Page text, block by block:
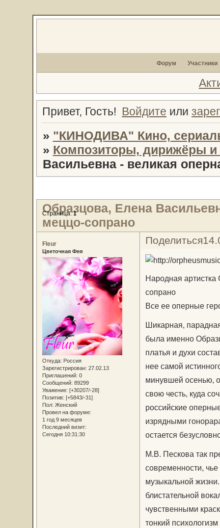
Форум Участники
Привет, Гость! Войдите или
» "КИНОДИВА" Кино,
» Композиторы, дирижёры
Васильевна - великая
Образцова, Елена
меццо-сопрано
Страница:1
Поделиться
Fleur
Цветочная Фея
Откуда: Россия
Зарегистрирован: 27.02.13
Приглашений: 0
Сообщений: 89299
Уважение: [+30207/-28]
Позитив: [+5843/-31]
Пол: Женский
Провел на форуме:
1 год 9 месяцев
Последний визит:
Сегодня 10:31:30
Народная
сопрано
Все ее оперные
Шикарная,
была именно
платья и духи
нее самой
минувшей осенью,
свою честь, куда
российские
изрядными
остается
М.В. Пескова так
современности,
музыкальной
блистательной
чувственными
тонкий